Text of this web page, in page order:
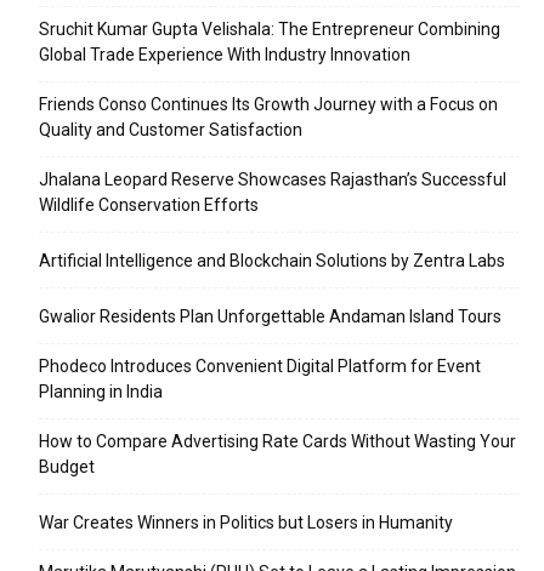
Sruchit Kumar Gupta Velishala: The Entrepreneur Combining
Global Trade Experience With Industry Innovation
Friends Conso Continues Its Growth Journey with a Focus on
Quality and Customer Satisfaction
Jhalana Leopard Reserve Showcases Rajasthan’s Successful
Wildlife Conservation Efforts
Artificial Intelligence and Blockchain Solutions by Zentra Labs
Gwalior Residents Plan Unforgettable Andaman Island Tours
Phodeco Introduces Convenient Digital Platform for Event
Planning in India
How to Compare Advertising Rate Cards Without Wasting Your
Budget
War Creates Winners in Politics but Losers in Humanity